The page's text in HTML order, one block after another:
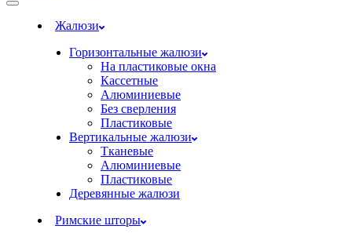
Жалюзи
Горизонтальные жалюзи
На пластиковые окна
Кассетные
Алюминиевые
Без сверления
Пластиковые
Вертикальные жалюзи
Тканевые
Алюминиевые
Пластиковые
Деревянные жалюзи
Римские шторы